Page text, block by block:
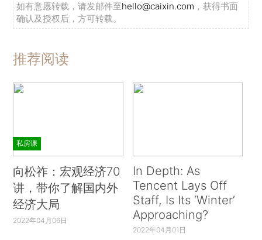
如有意愿转载，请发邮件至hello@caixin.com ，获得书面
确认及授权后，方可转载。
推荐阅读
私房课
向松祚：宏观经济70
讲，带你了解国内外
经济大局
2022年04月06日
In Depth: As
Tencent Lays Off
Staff, Is Its ‘Winter’
Approaching?
2022年04月01日